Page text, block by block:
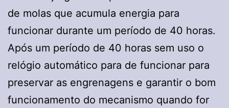
de molas que acumula energia para
funcionar durante um período de 40 horas.
Após um período de 40 horas sem uso o
relógio automático para de funcionar para
preservar as engrenagens e garantir o bom
funcionamento do mecanismo quando for